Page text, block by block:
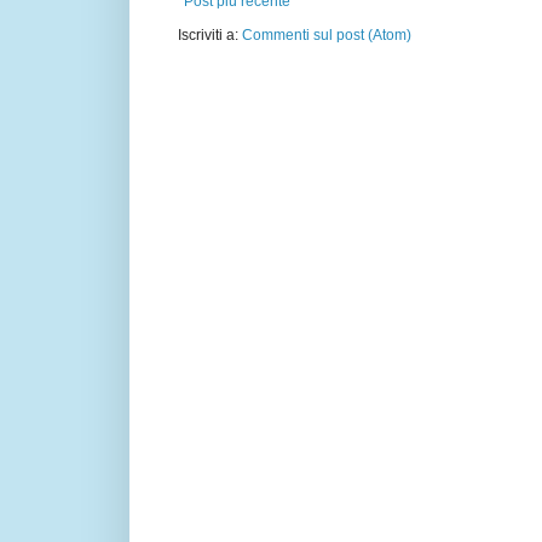
Iscriviti a: Commenti sul post (Atom)